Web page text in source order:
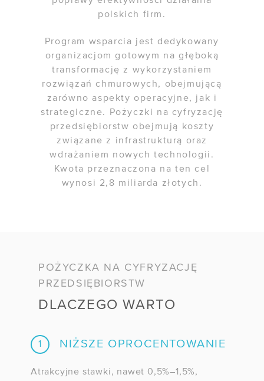
/ Status usług
KALKULATOR CHMURY
POMOC
/ Baza wiedzy
/ Dokumentacja API
/ Obsługa klienta
polskich firm.
Program wsparcia jest dedykowany
organizacjom gotowym na głęboką
transformację z wykorzystaniem
rozwiązań chmurowych, obejmującą
zarówno aspekty operacyjne, jak i
strategiczne. Pożyczki na cyfryzację
przedsiębiorstw obejmują koszty
związane z infrastrukturą oraz
wdrażaniem nowych technologii.
Kwota przeznaczona na ten cel
wynosi 2,8 miliarda złotych.
POŻYCZKA NA CYFRYZACJĘ
PRZEDSIĘBIORSTW
DLACZEGO WARTO
1 NIŻSZE OPROCENTOWANIE
Atrakcyjne stawki, nawet 0,5%–1,5%,